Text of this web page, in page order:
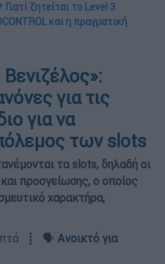
Γιατί ζητείται το Level 3
και η πραγματική
για τις
για να
των slots
τα slots, δηλαδή οι
προσγείωσης, ο οποίος
χαρακτήρα,
┋ 🗣️ Ανοικτό για